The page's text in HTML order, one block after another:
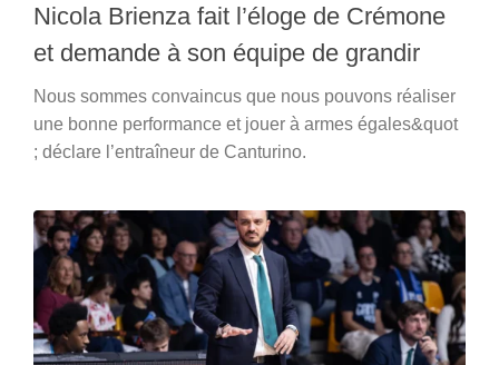
Nicola Brienza fait l’éloge de Crémone
et demande à son équipe de grandir
Nous sommes convaincus que nous pouvons réaliser
une bonne performance et jouer à armes égales&quot
; déclare l’entraîneur de Canturino.